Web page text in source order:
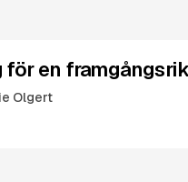
för en
Olgert